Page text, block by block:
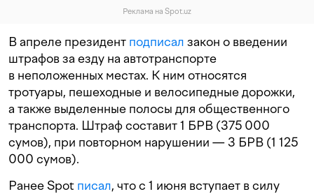
Реклама на Spot.uz
В апреле президент подписал закон о введении
штрафов за езду на автотранспорте
в неположенных местах. К ним относятся
тротуары, пешеходные и велосипедные дорожки,
а также выделенные полосы для общественного
транспорта. Штраф составит 1 БРВ (375 000
сумов), при повторном нарушении — 3 БРВ (1 125
000 сумов).
Ранее Spot писал, что с 1 июня вступает в силу